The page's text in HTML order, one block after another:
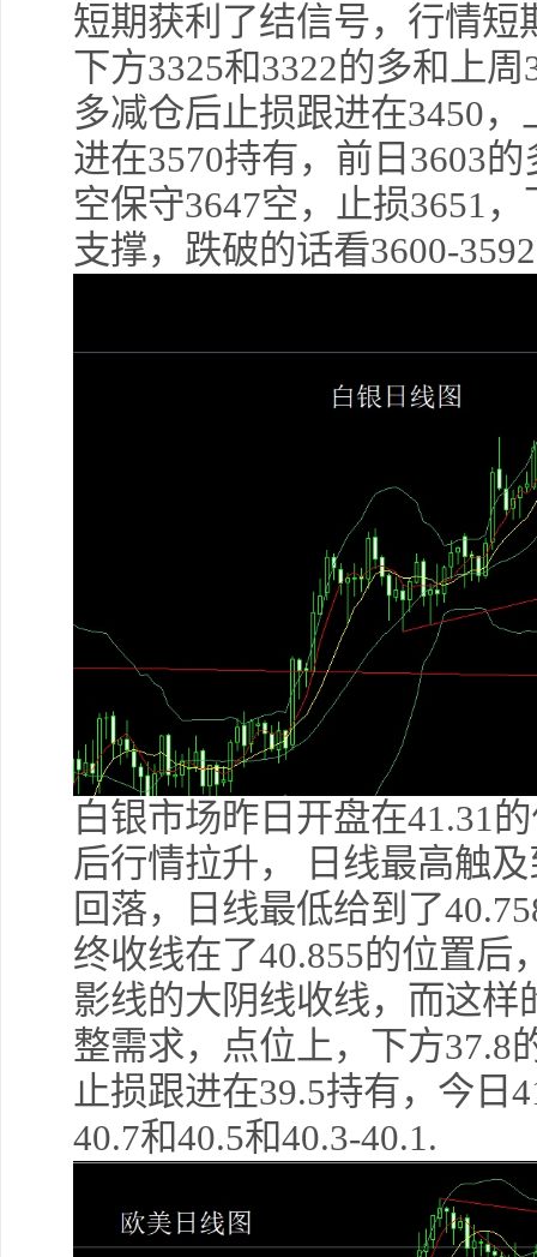
短期获利了结信号，行情
下方3325和3322的多和上
多减仓后止损跟进在3450
进在3570持有，前日3603
空保守3647空，止损3651
支撑，跌破的话看3600-
白银市场昨日开盘在41.31
后行情拉升， 日线最高触
回落，日线最低给到了
终收线在了40.855的位置后
影线的大阴线收线，而这
整需求，点位上，下方37.8
止损跟进在39.5持有，今日
40.7和40.5和40.3-40.1.